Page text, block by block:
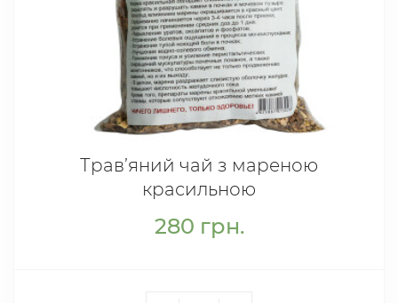
Трав’яний чай з мареною
красильною
280 грн.